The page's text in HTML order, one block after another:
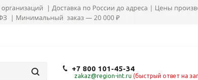
+7 800 101-45-34
zakaz@region-int.ru (быстрый ответ на